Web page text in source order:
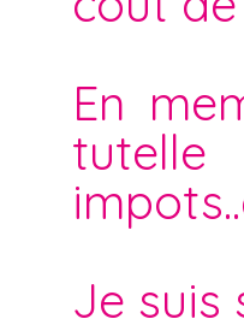
En
Je suis